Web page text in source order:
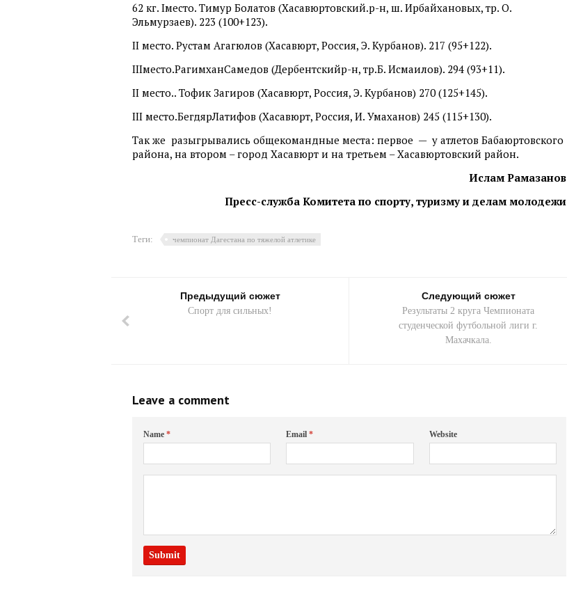
62 кг. Iместо. Тимур Болатов (Хасавюртовский.р-н, ш. Ирбайхановых, тр. О.
Эльмурзаев). 223 (100+123).
II место. Рустам Агагюлов (Хасавюрт, Россия, Э. Курбанов). 217 (95+122).
IIIместо.РагимханСамедов (Дербентскийр-н, тр.Б. Исмаилов). 294 (93+11).
II место.. Тофик Загиров (Хасавюрт, Россия, Э. Курбанов) 270 (125+145).
III место.БегдярЛатифов (Хасавюрт, Россия, И. Умаханов) 245 (115+130).
Так же разыгрывались общекомандные места: первое — у атлетов Бабаюртовского
района, на втором – город Хасавюрт и на третьем – Хасавюртовский район.
Ислам Рамазанов
Пресс-служба Комитета по спорту, туризму и делам молодежи
Теги: чемпионат Дагестана по тяжелой атлетике
Предыдущий сюжет
Спорт для сильных!
Следующий сюжет
Результаты 2 круга Чемпионата
студенческой футбольной лиги г.
Махачкала.
Leave a comment
Name* Email* Website